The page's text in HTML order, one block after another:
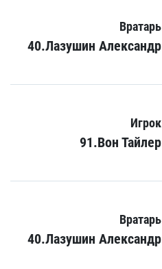
Вратарь
40.Лазушин Александр
Игрок
91.Вон Тайлер
Вратарь
40.Лазушин Александр